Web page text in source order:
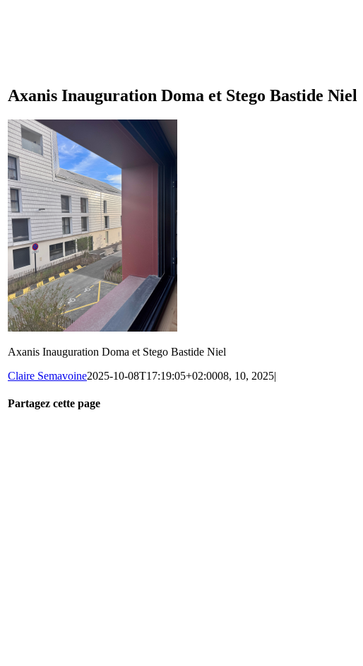
Axanis Inauguration Doma et Stego Bastide Niel
Axanis Inauguration Doma et Stego Bastide Niel
Claire Semavoine2025-10-08T17:19:05+02:0008, 10, 2025|
Partagez cette page